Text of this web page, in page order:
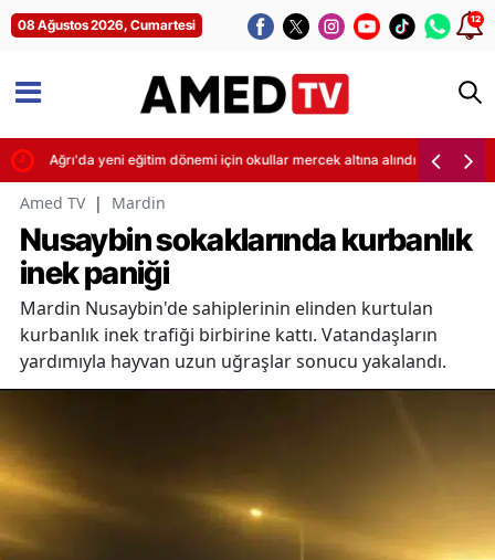
08 Ağustos 2026, Cumartesi 12
Ağrı'da yeni eğitim dönemi için okullar mercek altına alındı
Amed TV | Mardin
Nusaybin sokaklarında kurbanlık
inek paniği
Mardin Nusaybin'de sahiplerinin elinden kurtulan
kurbanlık inek trafiği birbirine kattı. Vatandaşların
yardımıyla hayvan uzun uğraşlar sonucu yakalandı.